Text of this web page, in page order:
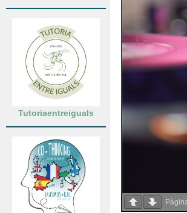
Tutoriaentreiguals